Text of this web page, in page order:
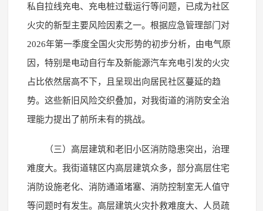
私自拉线充电、充电桩过载运行等问题，已成为社区
火灾的新型主要风险因素之一。根据应急管理部门对
2026年第一季度全国火灾形势的初步分析，由电气原
因，特别是电动自行车及新能源汽车充电引发的火灾
占比依然居高不下，且呈现出向居民社区蔓延的趋
势。这些新旧风险交织叠加，对我街道的消防安全治
理能力提出了前所未有的挑战。
（三）高层建筑和老旧小区消防隐患突出，治理
难度大。我街道辖区内高层建筑众多，部分高层住宅
消防设施老化、消防通道堵塞、消防控制室无人值守
等问题时有发生。高层建筑火灾扑救难度大、人员疏